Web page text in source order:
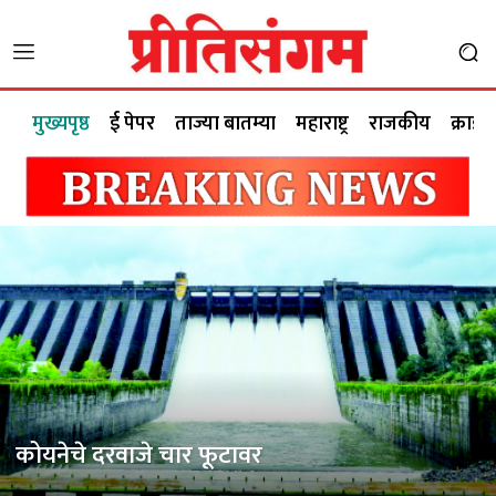
मुख्यपृष्ठ ई पेपर ताज्या बातम्या महाराष्ट्र राजकीय क्राईम
कोयनेचे दरवाजे चार फूटावर